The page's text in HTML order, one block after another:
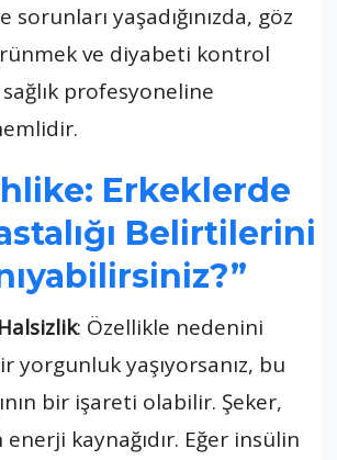
sorunları yaşadığınızda, göz
ve diyabeti kontrol
profesyoneline
Erkeklerde
Belirtilerini
: Özellikle nedenini
yorgunluk yaşıyorsanız, bu
bir işareti olabilir. Şeker,
kaynağıdır. Eğer insülin